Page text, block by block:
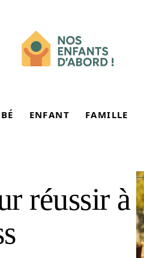
ENFANT FAMILLE
réussir à